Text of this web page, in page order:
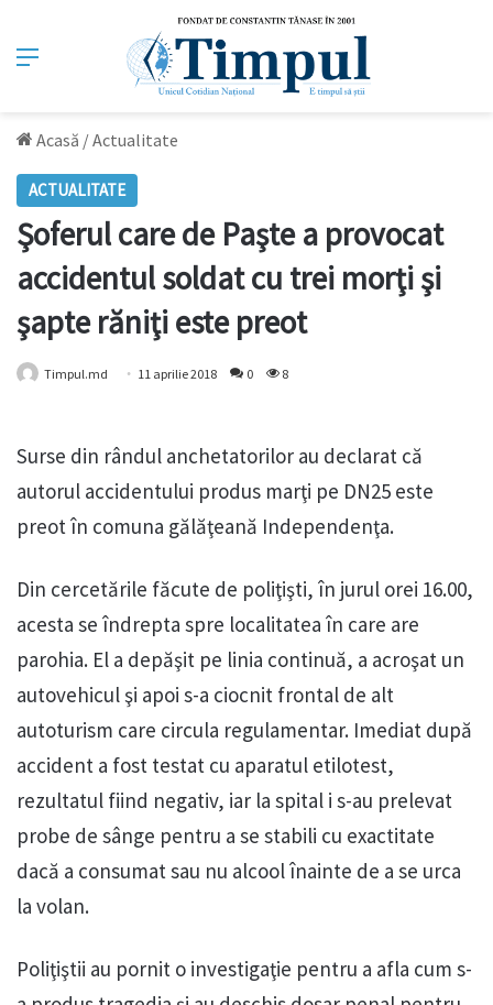
Meniu
Acasă /Actualitate
ACTUALITATE
Şoferul care de Paşte a provocat
accidentul soldat cu trei morţi şi
şapte răniţi este preot
Timpul.md 11 aprilie 2018 0 8
Surse din rândul anchetatorilor au declarat că
autorul accidentului produs marţi pe DN25 este
preot în comuna gălăţeană Independenţa.
Din cercetările făcute de poliţişti, în jurul orei 16.00,
acesta se îndrepta spre localitatea în care are
parohia. El a depăşit pe linia continuă, a acroşat un
autovehicul şi apoi s-a ciocnit frontal de alt
autoturism care circula regulamentar. Imediat după
accident a fost testat cu aparatul etilotest,
rezultatul fiind negativ, iar la spital i s-au prelevat
probe de sânge pentru a se stabili cu exactitate
dacă a consumat sau nu alcool înainte de a se urca
la volan.
Poliţiştii au pornit o investigaţie pentru a afla cum s-